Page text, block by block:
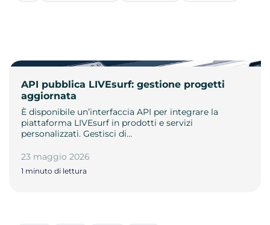
API pubblica LIVEsurf: gestione progetti
aggiornata
È disponibile un’interfaccia API per integrare la
piattaforma LIVEsurf in prodotti e servizi
personalizzati. Gestisci di…
23 maggio 2026
1 minuto di lettura